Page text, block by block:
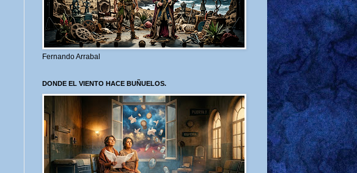
Fernando Arrabal
DONDE EL VIENTO HACE BUÑUELOS.